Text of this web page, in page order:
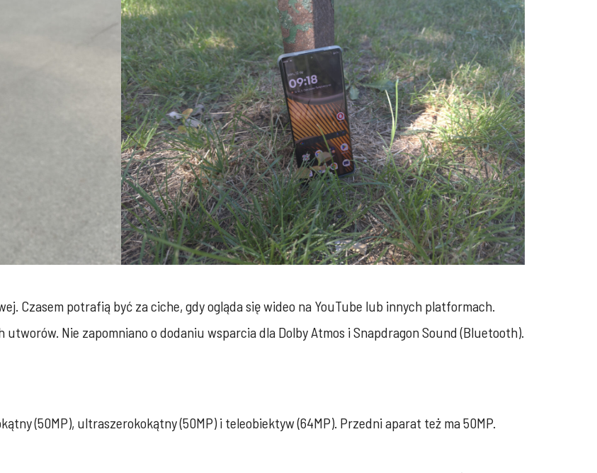
Czasem potrafią być za ciche, gdy ogląda się wideo na YouTube lub innych platformach.
Nie zapomniano o dodaniu wsparcia dla Dolby Atmos i Snapdragon Sound (Bluetooth).
(50MP), ultraszerokokątny (50MP) i teleobiektyw (64MP). Przedni aparat też ma 50MP.